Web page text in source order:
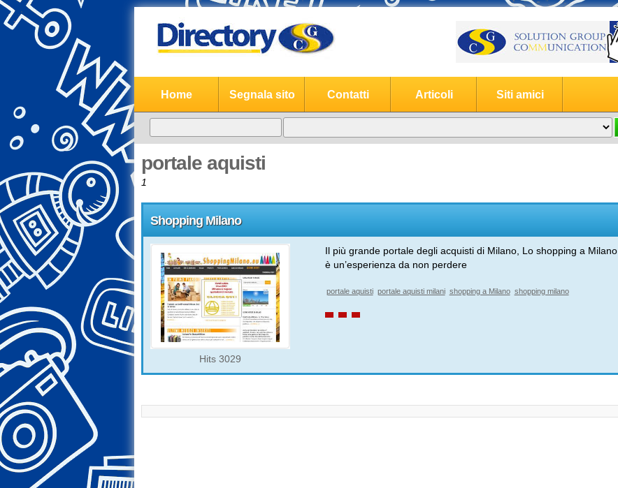
Home Segnala sito Contatti Articoli Siti amici
portale aquisti
1
Shopping Milano
Hits 3029
Il più grande portale degli acquisti di Milano, Lo shopping a Milano
è un’esperienza da non perdere
portale aquisti portale aquisti milani shopping a Milano shopping milano